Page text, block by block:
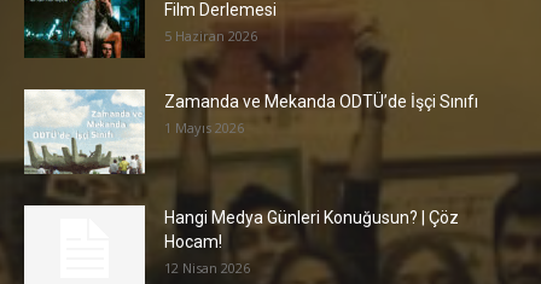
Film Derlemesi
5 Haziran 2026
Zamanda ve Mekanda ODTÜ’de İşçi Sınıfı
1 Mayıs 2026
Hangi Medya Günleri Konuğusun? | Çöz
Hocam!
12 Nisan 2026